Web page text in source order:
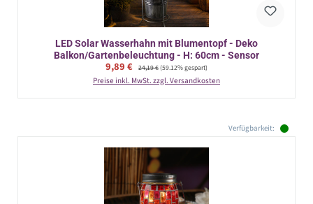
LED Solar Wasserhahn mit Blumentopf - Deko
Balkon/Gartenbeleuchtung - H: 60cm - Sensor
Verkaufspreis:
9,89 € Regulärer Preis:
24,19 €(59.12% gespart)
Preise inkl. MwSt. zzgl. Versandkosten
Verfügbarkeit: